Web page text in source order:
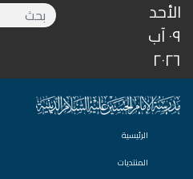
الأحد
٠٩ آب
٢٠٢٦
الرئيسية
المنتديات